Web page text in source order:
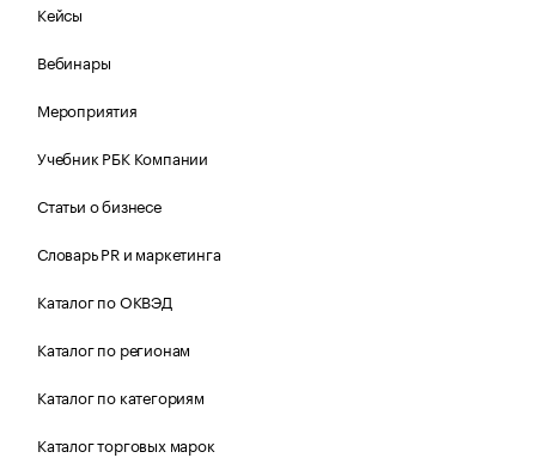
Кейсы
Вебинары
Мероприятия
Учебник РБК Компании
Статьи о бизнесе
Словарь PR и маркетинга
Каталог по ОКВЭД
Каталог по регионам
Каталог по категориям
Каталог торговых марок